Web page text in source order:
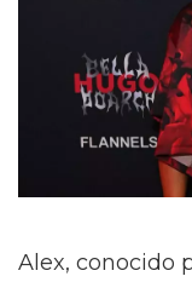
Alex, conocido